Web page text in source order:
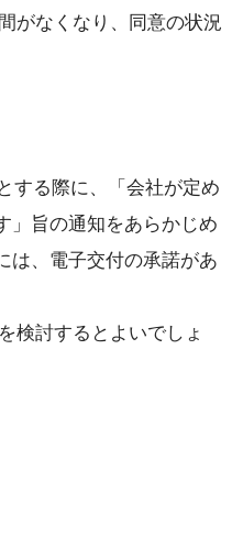
がなくなり、同意の状況
する際に、「会社が定め
」旨の通知をあらかじめ
は、電子交付の承諾があ
検討するとよいでしょ